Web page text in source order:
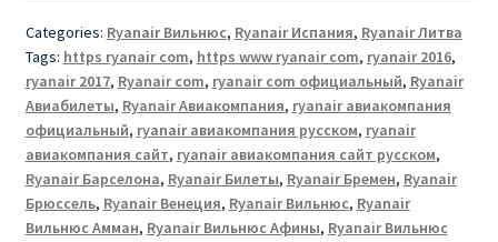
Categories: Ryanair Вильнюс, Ryanair Испания, Ryanair Литва
Tags: https ryanair com, https www ryanair com, ryanair 2016,
ryanair 2017, Ryanair com, ryanair com официальный, Ryanair
Авиабилеты, Ryanair Авиакомпания, ryanair авиакомпания
официальный, ryanair авиакомпания русском, ryanair
авиакомпания сайт, ryanair авиакомпания сайт русском,
Ryanair Барселона, Ryanair Билеты, Ryanair Бремен, Ryanair
Брюссель, Ryanair Венеция, Ryanair Вильнюс, Ryanair
Вильнюс Амман, Ryanair Вильнюс Афины, Ryanair Вильнюс